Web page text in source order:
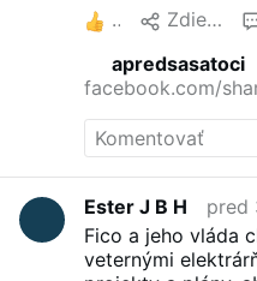
3
Zdielať
apredsasatoci
facebook.com/
Ester J B H
pred
Fico a jeho vláda
veternými